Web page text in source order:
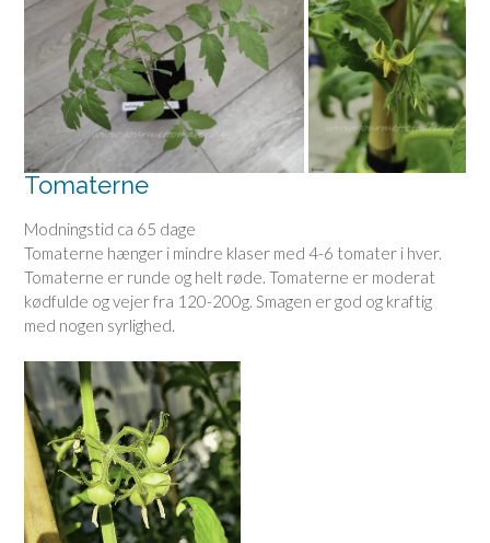
Tomaterne
Modningstid ca 65 dage
Tomaterne hænger i mindre klaser med 4-6 tomater i hver.
Tomaterne er runde og helt røde. Tomaterne er moderat
kødfulde og vejer fra 120-200g. Smagen er god og kraftig
med nogen syrlighed.